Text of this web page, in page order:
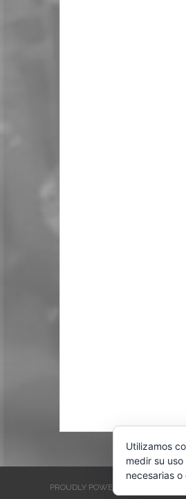
PROUDLY POWERED BY
Utilizamos
medir su
necesarias